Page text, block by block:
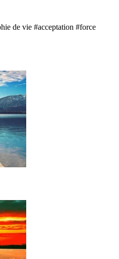
de vie #acceptation #force